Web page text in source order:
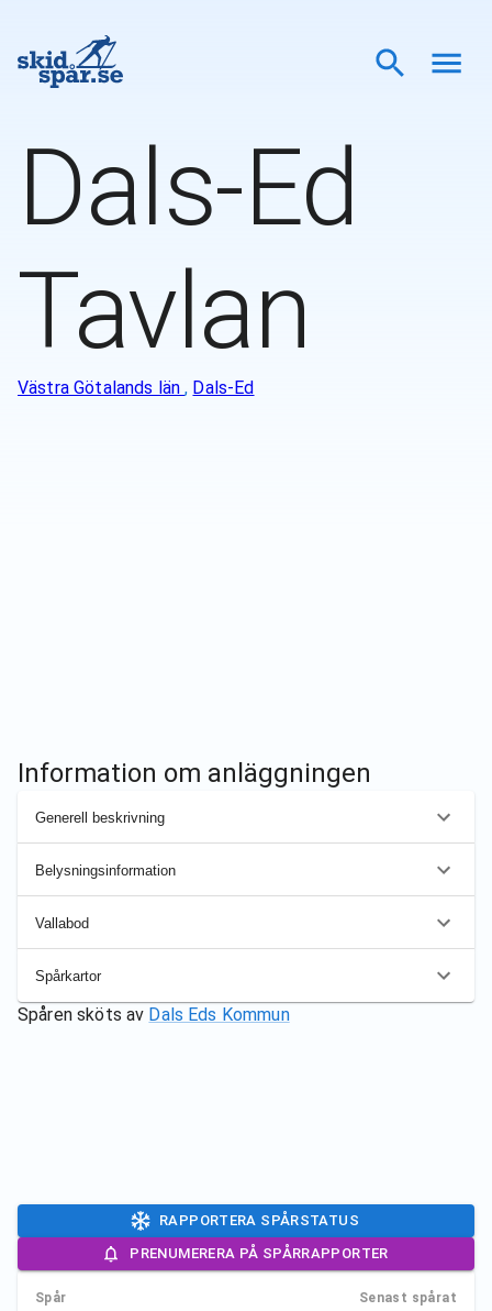
Dals-Ed
Tavlan
Västra Götalands län, Dals-Ed
Information om anläggningen
Generell beskrivning
Belysningsinformation
Vallabod
Spårkartor
Spåren sköts av Dals Eds Kommun
RAPPORTERA SPÅRSTATUS
PRENUMERERA PÅ SPÅRRAPPORTER
Spår Senast spårat